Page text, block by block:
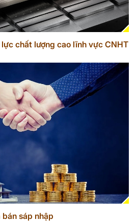
chất lượng cao lĩnh vực CNHT
sáp nhập